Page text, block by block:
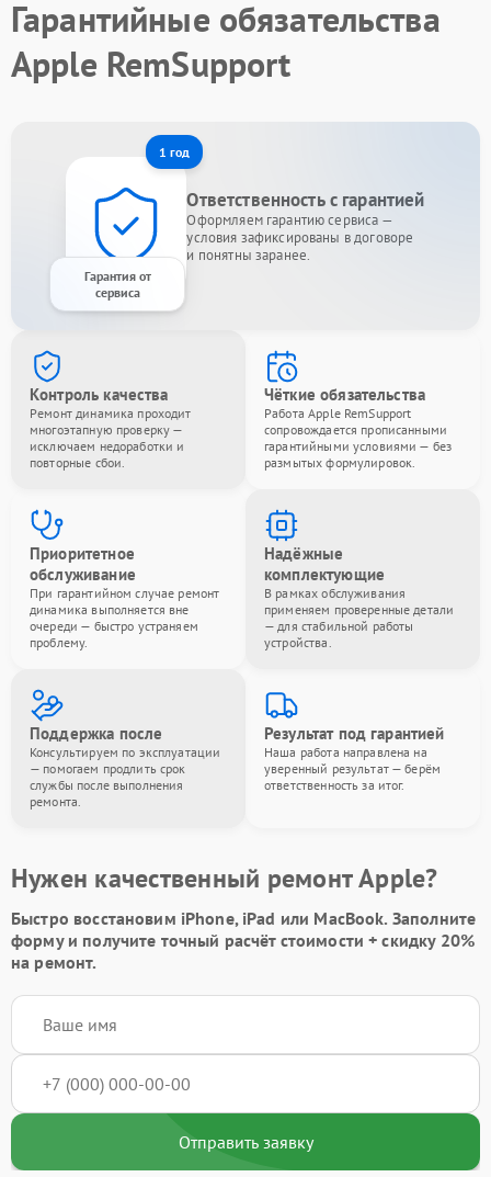
Гарантийные обязательства
Apple RemSupport
1 год
Гарантия от
сервиса
Ответственность с гарантией
Оформляем гарантию сервиса —
условия зафиксированы в договоре
и понятны заранее.
Контроль качества
Ремонт динамика проходит
многоэтапную проверку —
исключаем недоработки и
повторные сбои.
Чёткие обязательства
Работа Apple RemSupport
сопровождается прописанными
гарантийными условиями — без
размытых формулировок.
Приоритетное
обслуживание
При гарантийном случае ремонт
динамика выполняется вне
очереди — быстро устраняем
проблему.
Надёжные
комплектующие
В рамках обслуживания
применяем проверенные детали
— для стабильной работы
устройства.
Поддержка после
Консультируем по эксплуатации
— помогаем продлить срок
службы после выполнения
ремонта.
Результат под гарантией
Наша работа направлена на
уверенный результат — берём
ответственность за итог.
Нужен качественный ремонт Apple?
Быстро восстановим iPhone, iPad или MacBook. Заполните
формуи получите точный расчёт стоимости +скидку 20%
на ремонт.
Отправить заявку